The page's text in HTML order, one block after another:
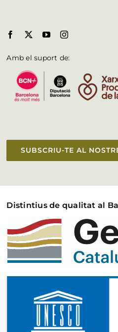
Amb el suport de:
SUBSCRIU-TE AL
Distintius de qualitat al